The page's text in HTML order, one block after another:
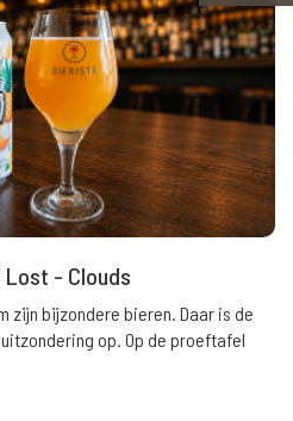
- Clouds
zijn bijzondere bieren. Daar is de
op. Op de proeftafel